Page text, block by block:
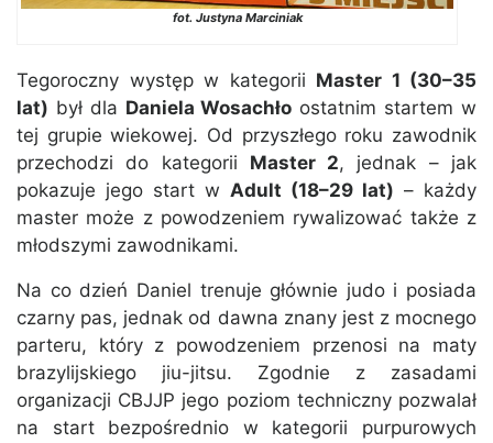
fot. Justyna Marciniak
Tegoroczny występ w kategorii Master 1 (30–35
lat) był dla Daniela Wosachło ostatnim startem w
tej grupie wiekowej. Od przyszłego roku zawodnik
przechodzi do kategorii Master 2, jednak – jak
pokazuje jego start w Adult (18–29 lat) – każdy
master może z powodzeniem rywalizować także z
młodszymi zawodnikami.
Na co dzień Daniel trenuje głównie judo i posiada
czarny pas, jednak od dawna znany jest z mocnego
parteru, który z powodzeniem przenosi na maty
brazylijskiego jiu-jitsu. Zgodnie z zasadami
organizacji CBJJP jego poziom techniczny pozwalał
na start bezpośrednio w kategorii purpurowych